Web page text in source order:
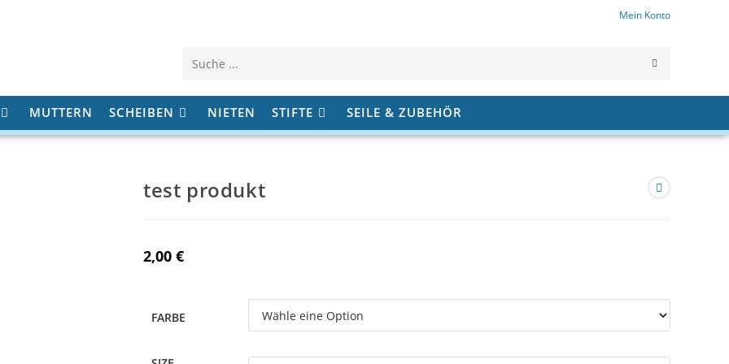
Mein Konto
Diese
Website
durchsuchen
MUTTERN SCHEIBEN NIETEN STIFTE SEILE & ZUBEHÖR
test produkt
2,00 €
FARBE